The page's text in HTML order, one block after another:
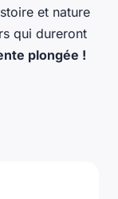
et nature
qui dureront
plongée !